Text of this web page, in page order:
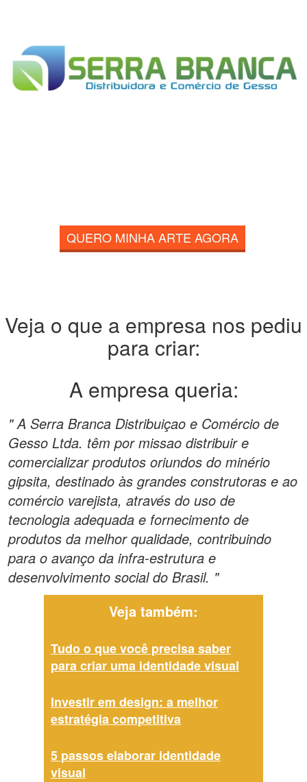
QUERO MINHA ARTE AGORA
Veja o que a empresa nos pediu
para criar:
A empresa queria:
" A Serra Branca Distribuiçao e Comércio de
Gesso Ltda. têm por missao distribuir e
comercializar produtos oriundos do minério
gipsita, destinado às grandes construtoras e ao
comércio varejista, através do uso de
tecnologia adequada e fornecimento de
produtos da melhor qualidade, contribuindo
para o avanço da infra-estrutura e
desenvolvimento social do Brasil. "
Veja também:
Tudo o que você precisa saber
para criar uma identidade visual
Investir em design: a melhor
estratégia competitiva
5 passos elaborar identidade
visual